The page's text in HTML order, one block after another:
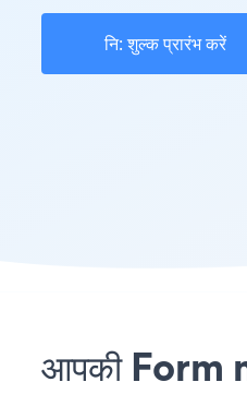
नि: शुल्क प्रारंभ करें
आपकी Form